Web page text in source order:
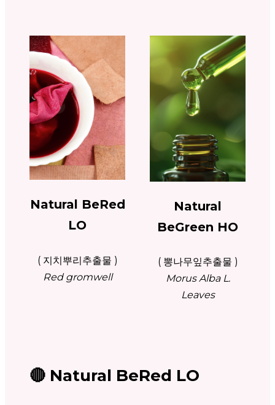
Natural BeRed
LO
( 지치뿌리추출물 )
Red gromwell
Natural
BeGreen HO
( 뽕나무잎추출물 )
Morus Alba L.
Leaves
🔴 Natural BeRed LO